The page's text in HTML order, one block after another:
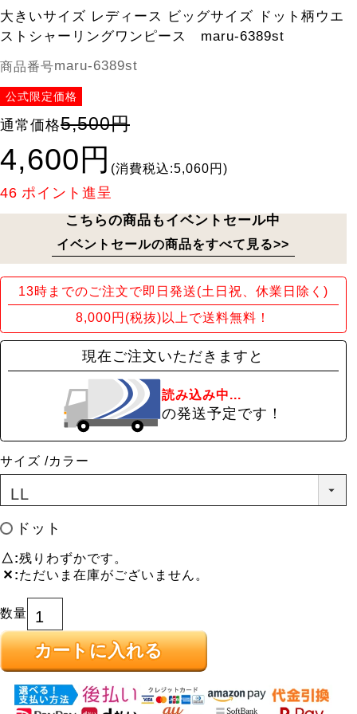
大きいサイズ レディース ビッグサイズ ドット柄ウエ
ストシャーリングワンピース maru-6389st
商品番号maru-6389st
公式限定価格
通常価格5,500円
4,600円 (消費税込:5,060円)
46 ポイント進呈
こちらの商品もイベントセール中
イベントセールの商品をすべて見る>>
13時までのご注文で即日発送(土日祝、休業日除く)
8,000円(税抜)以上で送料無料！
現在ご注文いただきますと
読み込み中...
の発送予定です！
サイズ カラー
ドット
△ 残りわずかです。
✕ ただいま在庫がございません。
カートに入れる